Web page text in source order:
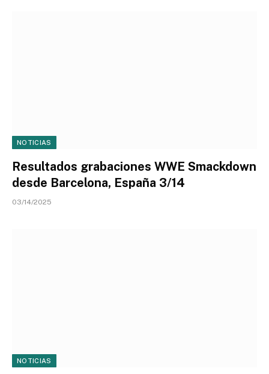
NOTICIAS
Resultados grabaciones WWE Smackdown
desde Barcelona, España 3/14
03/14/2025
NOTICIAS